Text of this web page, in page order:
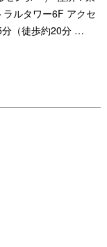
ルタワー6F アクセ
（徒歩約20分 …